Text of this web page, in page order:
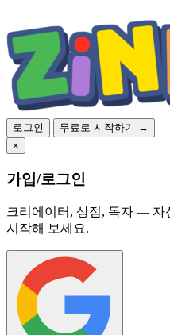
로그인
무료로 시작하기 →
×
가입/로그인
크리에이터, 상점, 독자 — 자
시작해 보세요.